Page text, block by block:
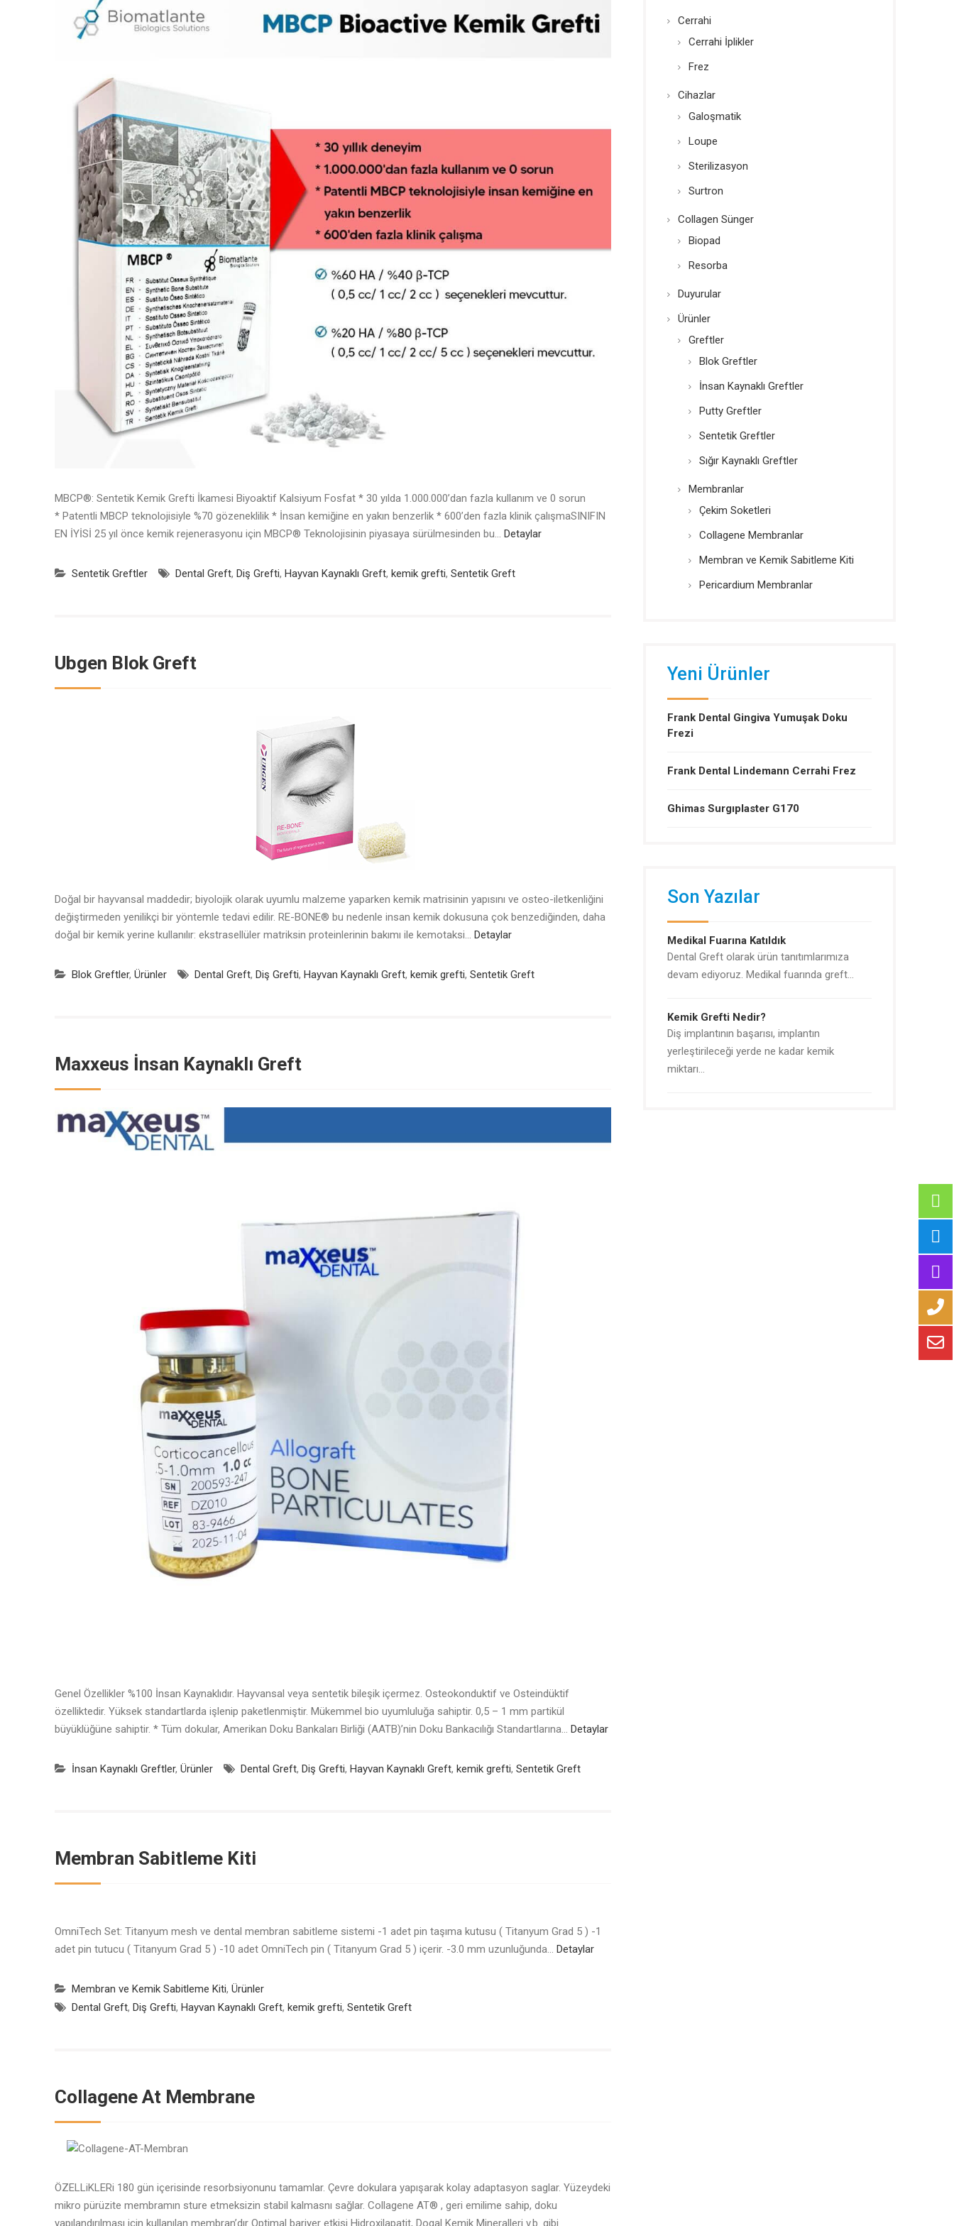
MBCP®: Sentetik Kemik Grefti İkamesi Biyoaktif Kalsiyum Fosfat * 30 yılda 1.000.000’dan fazla kullanım ve 0 sorun
* Patentli MBCP teknolojisiyle %70 gözeneklilik * İnsan kemiğine en yakın benzerlik * 600’den fazla klinik çalışmaSINIFIN
EN İYİSİ 25 yıl önce kemik rejenerasyonu için MBCP® Teknolojisinin piyasaya sürülmesinden bu… Detaylar
Sentetik Greftler Dental Greft, Diş Grefti, Hayvan Kaynaklı Greft, kemik grefti, Sentetik Greft
Ubgen Blok Greft
Doğal bir hayvansal maddedir; biyolojik olarak uyumlu malzeme yaparken kemik matrisinin yapısını ve osteo-iletkenliğini
değiştirmeden yenilikçi bir yöntemle tedavi edilir. RE-BONE® bu nedenle insan kemik dokusuna çok benzediğinden, daha
doğal bir kemik yerine kullanılır: ekstrasellüler matriksin proteinlerinin bakımı ile kemotaksi… Detaylar
Blok Greftler, Ürünler Dental Greft, Diş Grefti, Hayvan Kaynaklı Greft, kemik grefti, Sentetik Greft
Maxxeus İnsan Kaynaklı Greft
Genel Özellikler %100 İnsan Kaynaklıdır. Hayvansal veya sentetik bileşik içermez. Osteokonduktif ve Osteindüktif
özelliktedir. Yüksek standartlarda işlenip paketlenmiştir. Mükemmel bio uyumluluğa sahiptir. 0,5 – 1 mm partikül
büyüklüğüne sahiptir. * Tüm dokular, Amerikan Doku Bankaları Birliği (AATB)’nin Doku Bankacılığı Standartlarına… Detaylar
İnsan Kaynaklı Greftler, Ürünler Dental Greft, Diş Grefti, Hayvan Kaynaklı Greft, kemik grefti, Sentetik Greft
Membran Sabitleme Kiti
OmniTech Set: Titanyum mesh ve dental membran sabitleme sistemi -1 adet pin taşıma kutusu ( Titanyum Grad 5 ) -1
adet pin tutucu ( Titanyum Grad 5 ) -10 adet OmniTech pin ( Titanyum Grad 5 ) içerir. -3.0 mm uzunluğunda… Detaylar
Membran ve Kemik Sabitleme Kiti, Ürünler
Dental Greft, Diş Grefti, Hayvan Kaynaklı Greft, kemik grefti, Sentetik Greft
Collagene At Membrane
ÖZELLiKLERi 180 gün içerisinde resorbsiyonunu tamamlar. Çevre dokulara yapışarak kolay adaptasyon saglar. Yüzeydeki
mikro pürüzite membramın sture etmeksizin stabil kalmasnı sağlar. Collagene AT® , geri emilime sahip, doku
yapılandırılması için kullanılan membran’dır Optimal bariyer etkisi Hidroxilapatit, Dogal Kemik Mineralleri v.b. gibi
Cerrahi
Cerrahi İplikler
Frez
Cihazlar
Galoşmatik
Loupe
Sterilizasyon
Surtron
Collagen Sünger
Biopad
Resorba
Duyurular
Ürünler
Greftler
Blok Greftler
İnsan Kaynaklı Greftler
Putty Greftler
Sentetik Greftler
Sığır Kaynaklı Greftler
Membranlar
Çekim Soketleri
Collagene Membranlar
Membran ve Kemik Sabitleme Kiti
Pericardium Membranlar
Yeni Ürünler
Frank Dental Gingiva Yumuşak Doku
Frezi
Frank Dental Lindemann Cerrahi Frez
Ghimas Surgıplaster G170
Son Yazılar
Medikal Fuarına Katıldık
Dental Greft olarak ürün tanıtımlarımıza
devam ediyoruz. Medikal fuarında greft…
Kemik Grefti Nedir?
Diş implantının başarısı, implantın
yerleştirileceği yerde ne kadar kemik
miktarı…